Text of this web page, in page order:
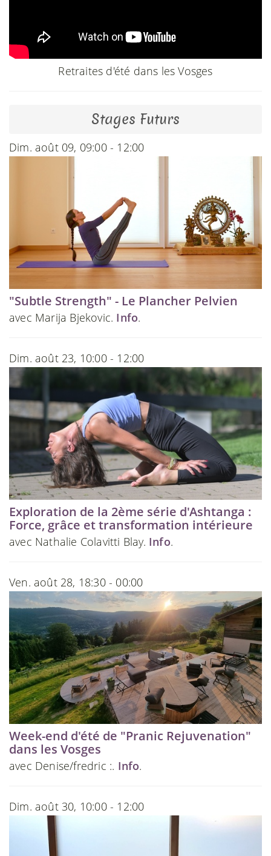
Retraites d'été dans les Vosges
Stages Futurs
Dim. août 09, 09:00 - 12:00
"Subtle Strength" - Le Plancher Pelvien
avec Marija Bjekovic. Info.
Dim. août 23, 10:00 - 12:00
Exploration de la 2ème série d'Ashtanga :
Force, grâce et transformation intérieure
avec Nathalie Colavitti Blay. Info.
Ven. août 28, 18:30 - 00:00
Week-end d'été de "Pranic Rejuvenation"
dans les Vosges
avec Denise/fredric :. Info.
Dim. août 30, 10:00 - 12:00